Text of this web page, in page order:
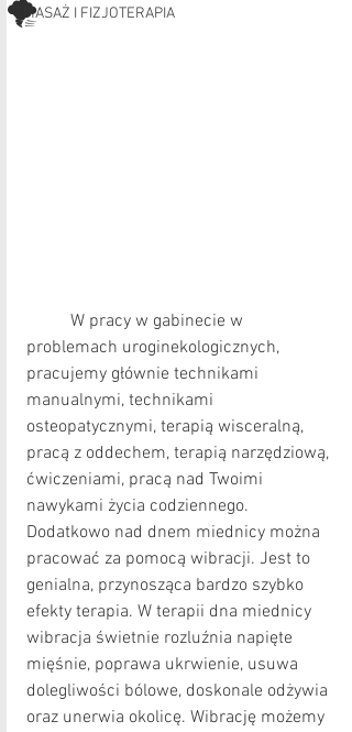
MASAŻ I FIZJOTERAPIA
🌪
problemach uroginekologicznych,
pracujemy głównie technikami
manualnymi, technikami
osteopatycznymi, terapią wisceralną,
pracą z oddechem, terapią narzędziową,
ćwiczeniami, pracą nad Twoimi
nawykami życia codziennego.
Dodatkowo nad dnem miednicy można
pracować za pomocą wibracji. Jest to
genialna, przynosząca bardzo szybko
efekty terapia. W terapii dna miednicy
wibracja świetnie rozluźnia napięte
mięśnie, poprawa ukrwienie, usuwa
dolegliwości bólowe, doskonale odżywia
oraz unerwia okolicę. Wibrację możemy